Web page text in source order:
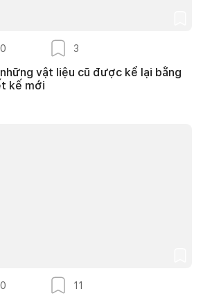
0 3
vật liệu cũ được kể lại bằng
kế mới
0 11